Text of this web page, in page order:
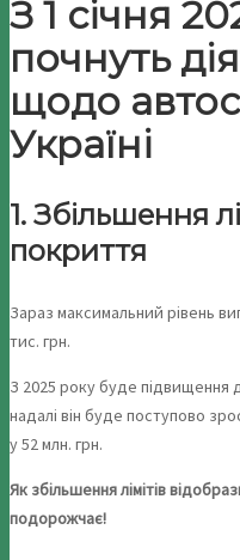
З 1 січня
почнуть
щодо
Україні
1. Збільшення
покриття
Зараз максимальний рівень
тис. грн.
З 2025 року буде підвищення
надалі він буде поступово
у 52 млн. грн.
Як збільшення лімітів
подорожчає!